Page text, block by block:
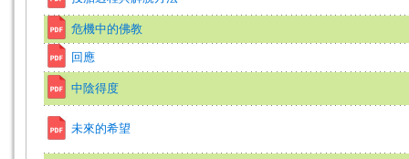
危機中的佛教
回應
中陰得度
未來的希望